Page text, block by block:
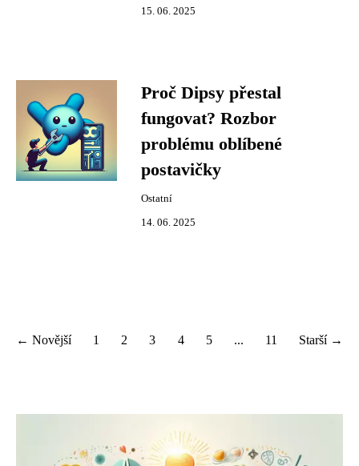
15. 06. 2025
Proč Dipsy přestal
fungovat? Rozbor
problému oblíbené
postavičky
Ostatní
14. 06. 2025
← Novější 1 2 3 4 5 ... 11 Starší →